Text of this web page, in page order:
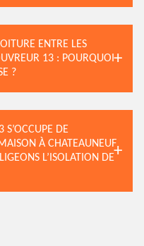
ENTRE LES
13 : POURQUOI
?
S’OCCUPE DE
À CHATEAUNEUF
L’ISOLATION DE